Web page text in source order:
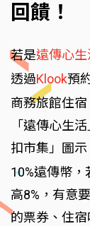
回饋！
若是遠傳心生
透過Klook預
商務旅館住
「遠傳心生
扣市集」圖
10%遠傳幣
高8%，有意
的票券、住宿